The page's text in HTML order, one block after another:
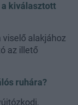
kiválasztott
viselő alakjához
az illető
ruhára?